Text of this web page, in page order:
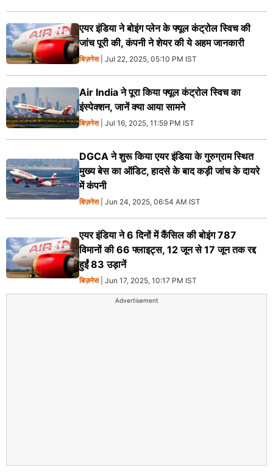
एयर इंडिया ने बोइंग प्लेन के फ्यूल कंट्रोल स्विच की
जांच पूरी की, कंपनी ने शेयर की ये अहम जानकारी
बिज़नेस| Jul 22, 2025, 05:10 PM IST
Air India ने पूरा किया फ्यूल कंट्रोल स्विच का
इंस्पेक्शन, जानें क्या आया सामने
बिज़नेस| Jul 16, 2025, 11:59 PM IST
DGCA ने शुरू किया एयर इंडिया के गुरुग्राम स्थित
मुख्य बेस का ऑडिट, हादसे के बाद कड़ी जांच के दायरे
में कंपनी
बिज़नेस| Jun 24, 2025, 06:54 AM IST
एयर इंडिया ने 6 दिनों में कैंसिल की बोइंग 787
विमानों की 66 फ्लाइट्स, 12 जून से 17 जून तक रद्द
हुईं 83 उड़ानें
बिज़नेस| Jun 17, 2025, 10:17 PM IST
Advertisement